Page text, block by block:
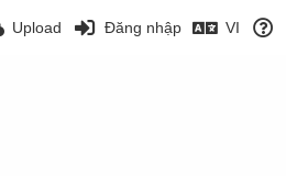
Upload Đăng nhập VI